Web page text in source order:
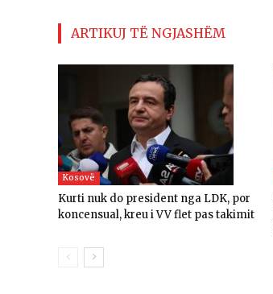
ARTIKUJ TË NGJASHËM
Kosovë
Kurti nuk do president nga LDK, por
koncensual, kreu i VV flet pas takimit